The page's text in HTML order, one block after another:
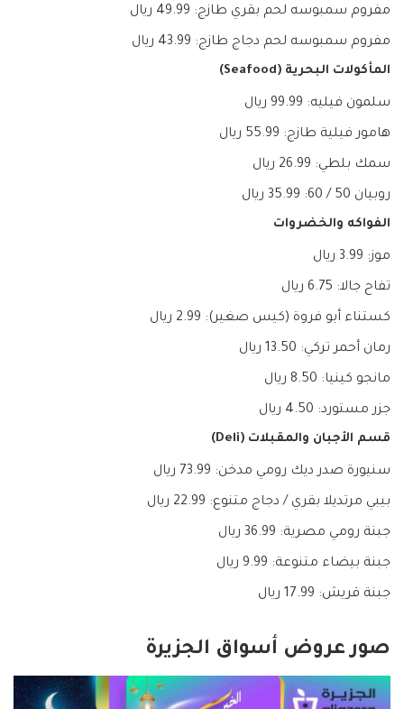
مفروم سمبوسه لحم بقري طازج: 49.99 ريال
مفروم سمبوسه لحم دجاج طازج: 43.99 ريال
المأكولات البحرية (Seafood)
سلمون فيليه: 99.99 ريال
هامور فيلية طازج: 55.99 ريال
سمك بلطي: 26.99 ريال
روبيان 50 / 60: 35.99 ريال
الفواكه والخضروات
موز: 3.99 ريال
تفاح جالا: 6.75 ريال
كستناء أبو فروة (كيس صغير): 2.99 ريال
رمان أحمر تركي: 13.50 ريال
مانجو كينيا: 8.50 ريال
جزر مستورد: 4.50 ريال
قسم الأجبان والمقبلات (Deli)
سنيورة صدر ديك رومي مدخن: 73.99 ريال
بيبي مرتديلا بقري / دجاج متنوع: 22.99 ريال
جبنة رومي مصرية: 36.99 ريال
جبنة بيضاء متنوعة: 9.99 ريال
جبنة قريش: 17.99 ريال
صور عروض أسواق الجزيرة